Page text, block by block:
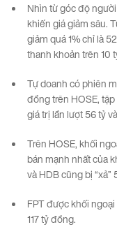
Nhìn từ góc độ
khiến giá giảm sâu.
giảm quá 1% chỉ là
thanh khoản trên 10
Tự doanh có phiên
đồng trên HOSE,
giá trị lần lượt 56 tỷ
Trên HOSE, khối
bán mạnh nhất của
và HDB cũng bị
FPT được khối
117 tỷ đồng.